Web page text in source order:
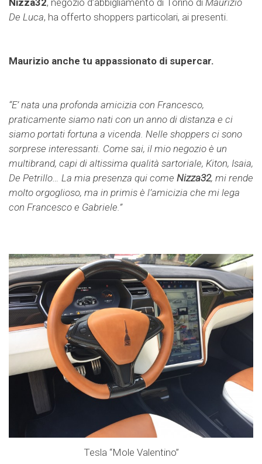
Nizza32, negozio d’abbigliamento di Torino di Maurizio
De Luca, ha offerto shoppers particolari, ai presenti.
Maurizio anche tu appassionato di supercar.
“E’ nata una profonda amicizia con Francesco,
praticamente siamo nati con un anno di distanza e ci
siamo portati fortuna a vicenda. Nelle shoppers ci sono
sorprese interessanti. Come sai, il mio negozio è un
multibrand, capi di altissima qualità sartoriale, Kiton, Isaia,
De Petrillo… La mia presenza qui come Nizza32, mi rende
molto orgoglioso, ma in primis è l’amicizia che mi lega
con Francesco e Gabriele.”
Tesla “Mole Valentino”